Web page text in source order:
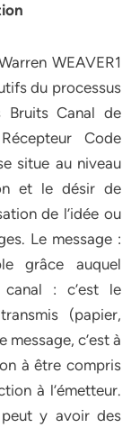
WEAVER1
du processus
Bruits Canal de
Code
situe au niveau
et le désir de
de l’idée ou
Le message :
grâce auquel
canal : c’est le
(papier,
c’est à
à être compris
à l’émetteur.
y avoir des